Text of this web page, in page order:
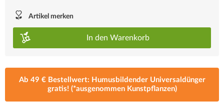
Artikel merken
In den Warenkorb
Ab 49 € Bestellwert: Humusbildender Universaldünger
gratis! (*ausgenommen Kunstpflanzen)